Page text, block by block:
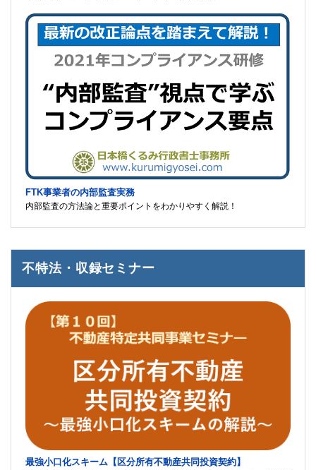
FTK事業者の内部監査実務
内部監査の方法論と重要ポイントをわかりやすく解説！
不特法・収録セミナー
最強小口化スキーム【区分所有不動産共同投資契約】